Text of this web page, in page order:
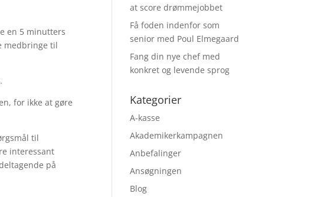
en 5 minutters
medbringe til
for ikke at gøre
til
interessant
på
at score drømmejobbet
Få foden indenfor som
senior med Poul Elmegaard
Fang din nye chef med
konkret og levende sprog
Kategorier
A-kasse
Akademikerkampagnen
Anbefalinger
Ansøgningen
Blog